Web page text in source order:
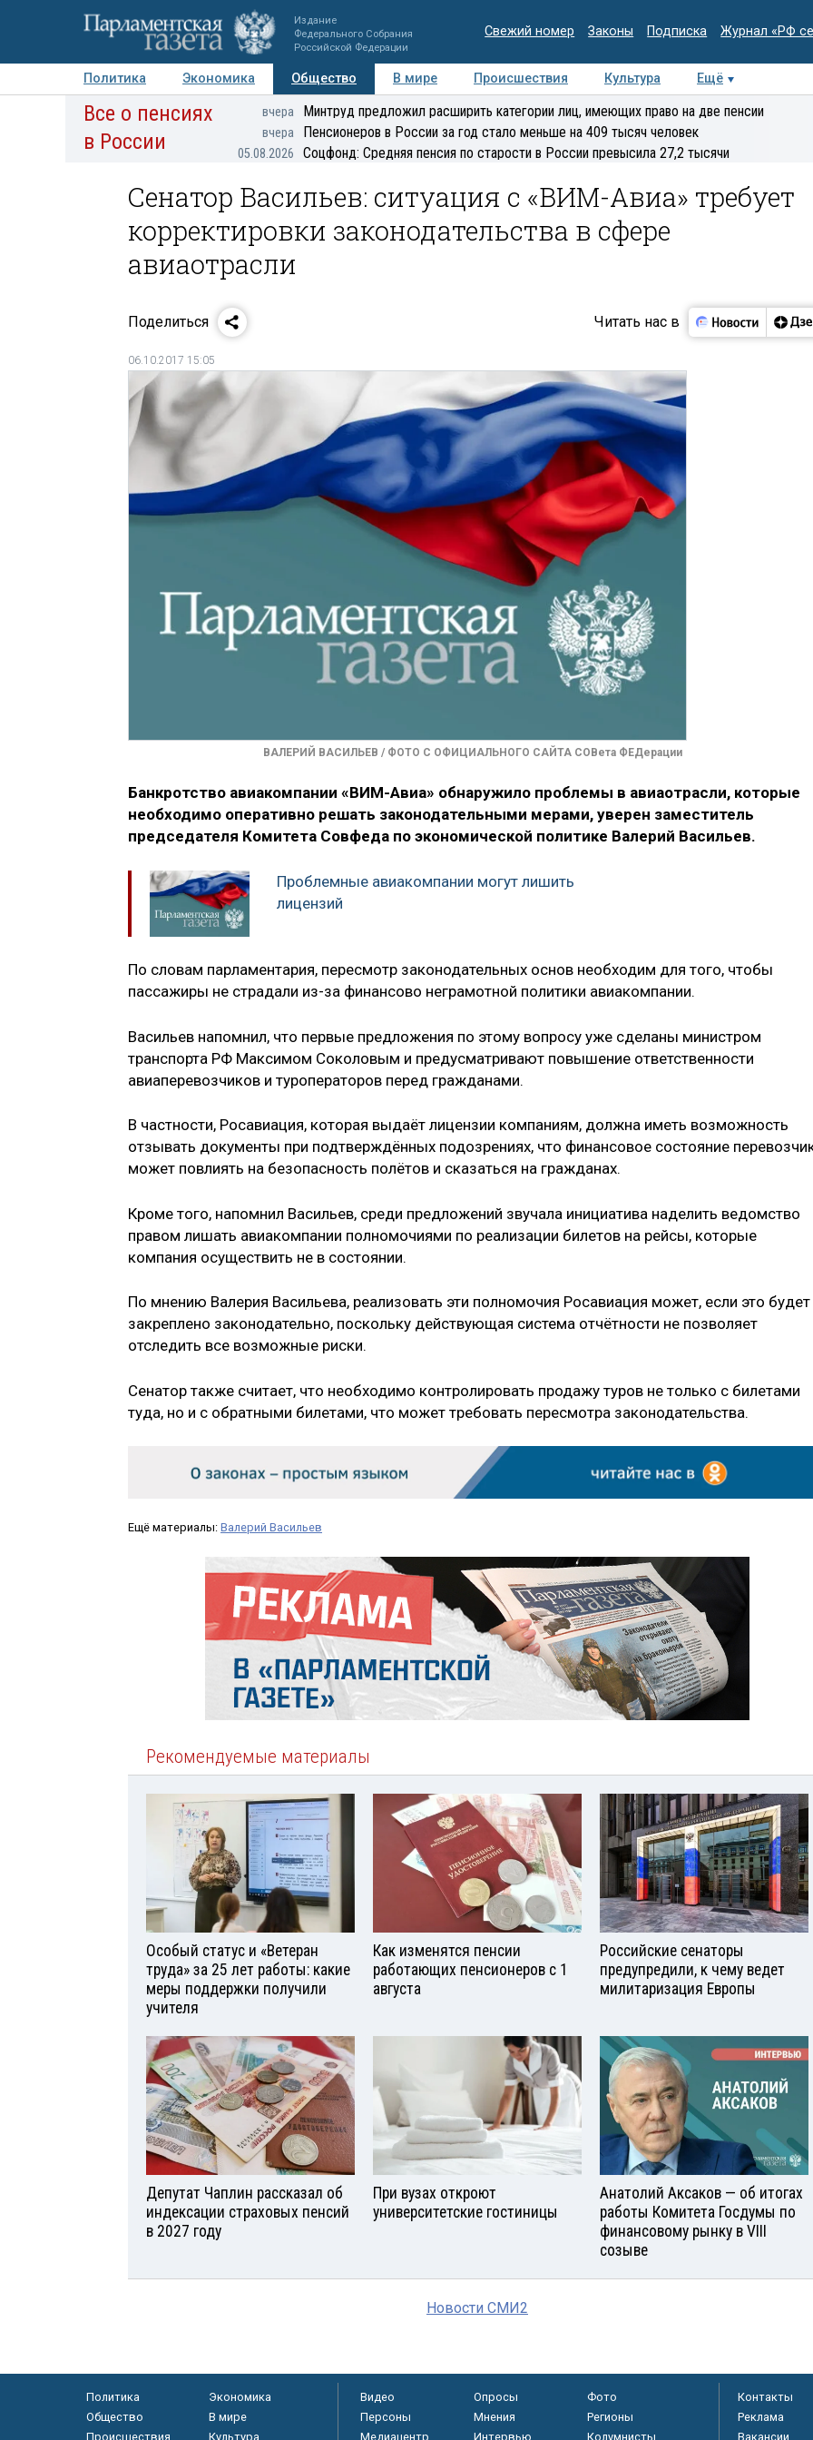
Издание
Федерального Собрания
Российской Федерации
Свежий номер Законы Подписка Журнал «РФ
Политика Экономика Общество В мире Происшествия Культура
Ещё
Авторы Персоны Мнения Регионы Медиацентр Интервью Колумнисты
Все о пенсиях
в России
вчера Минтруд предложил расширить категории лиц, имеющих право на две пенсии
вчера Пенсионеров в России за год стало меньше на 409 тысяч человек
05.08.2026 Соцфонд: Средняя пенсия по старости в России превысила 27,2 тысячи
Сенатор Васильев: ситуация с «ВИМ-Авиа» требует
корректировки законодательства в сфере
авиаотрасли
Поделиться Читать нас в
06.10.2017 15:05
ВАЛЕРИЙ ВАСИЛЬЕВ / ФОТО С ОФИЦИАЛЬНОГО САЙТА СОВета ФЕДерации
Банкротство авиакомпании «ВИМ-Авиа» обнаружило проблемы в авиаотрасли, которые
необходимо оперативно решать законодательными мерами, уверен заместитель
председателя Комитета Совфеда по экономической политике Валерий Васильев.
Проблемные авиакомпании могут лишить
лицензий
По словам парламентария, пересмотр законодательных основ необходим для того, чтобы
пассажиры не страдали из-за финансово неграмотной политики авиакомпании.
Васильев напомнил, что первые предложения по этому вопросу уже сделаны министром
транспорта РФ Максимом Соколовым и предусматривают повышение ответственности
авиаперевозчиков и туроператоров перед гражданами.
В частности, Росавиация, которая выдаёт лицензии компаниям, должна иметь возможность
отзывать документы при подтверждённых подозрениях, что финансовое состояние
может повлиять на безопасность полётов и сказаться на гражданах.
Кроме того, напомнил Васильев, среди предложений звучала инициатива наделить ведомство
правом лишать авиакомпании полномочиями по реализации билетов на рейсы, которые
компания осуществить не в состоянии.
По мнению Валерия Васильева, реализовать эти полномочия Росавиация может, если это будет
закреплено законодательно, поскольку действующая система отчётности не позволяет
отследить все возможные риски.
Сенатор также считает, что необходимо контролировать продажу туров не только с билетами
туда, но и с обратными билетами, что может требовать пересмотра законодательства.
Ещё материалы: Валерий Васильев
Рекомендуемые материалы
Особый статус и «Ветеран
труда» за 25 лет работы: какие
меры поддержки получили
учителя
Как изменятся пенсии
работающих пенсионеров с 1
августа
Российские сенаторы
предупредили, к чему ведет
милитаризация Европы
Депутат Чаплин рассказал об
индексации страховых пенсий
в 2027 году
При вузах откроют
университетские гостиницы
Анатолий Аксаков — об итогах
работы Комитета Госдумы по
финансовому рынку в VIII
созыве
Новости СМИ2
Политика
Экономика
Общество
В мире
Происшествия
Культура
Видео Опросы
Фото
Персоны
Мнения
Регионы
Медиацентр
Интервью Колумнисты
Контакты
Реклама
Вакансии